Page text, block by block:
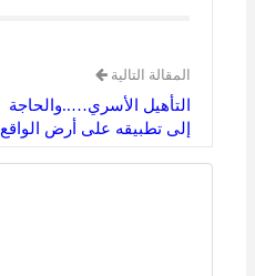
المقالة التالية
التأهيل الأسري…..والحاجة
إلى تطبيقه على أرض الواقع